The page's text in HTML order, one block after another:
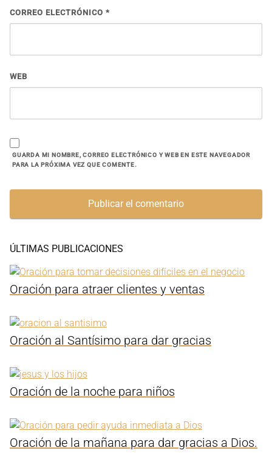
CORREO ELECTRÓNICO *
WEB
GUARDA MI NOMBRE, CORREO ELECTRÓNICO Y WEB EN ESTE NAVEGADOR
PARA LA PRÓXIMA VEZ QUE COMENTE.
ÚLTIMAS PUBLICACIONES
Oración para atraer clientes y ventas
Oración al Santísimo para dar gracias
Oración de la noche para niños
Oración de la mañana para dar gracias a Dios.